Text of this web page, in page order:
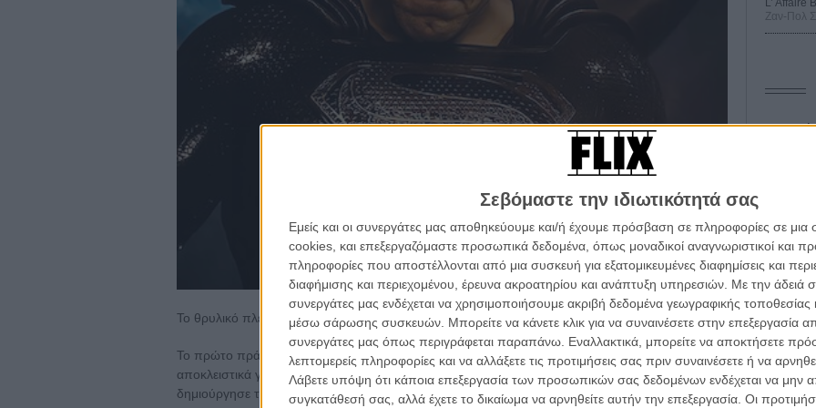
Σεβόμαστε την ιδιωτικότητά σας
Εμείς και οι συνεργάτες μας αποθηκεύουμε και/ή έχουμε πρόσβαση σε πληροφορίες σε
cookies, και επεξεργαζόμαστε προσωπικά δεδομένα, όπως μοναδικοί αναγνωριστικοί και
πληροφορίες που αποστέλλονται από μια συσκευή για εξατομικευμένες διαφημίσεις και
διαφήμισης και περιεχομένου, έρευνα ακροατηρίου και ανάπτυξη υπηρεσιών. Με την άδειά
συνεργάτες μας ενδέχεται να χρησιμοποιήσουμε ακριβή δεδομένα γεωγραφικής τοποθεσίας
μέσω σάρωσης συσκευών. Μπορείτε να κάνετε κλικ για να συναινέσετε στην επεξεργασία
συνεργάτες μας όπως περιγράφεται παραπάνω. Εναλλακτικά, μπορείτε να αποκτήσετε
λεπτομερείς πληροφορίες και να αλλάξετε τις προτιμήσεις σας πριν συναινέσετε ή να
Λάβετε υπόψη ότι κάποια επεξεργασία των προσωπικών σας δεδομένων ενδέχεται να μην
συγκατάθεσή σας, αλλά έχετε το δικαίωμα να αρνηθείτε αυτήν την επεξεργασία. Οι
Το θρυλικό πλέον «Zack Snyder's Justice League» είναι εδώ, σε όλο το τετράωρο μεγαλείο του.
Το πρώτο πράγμα που πρέπει να γίνει κατανοητό είναι το πως αυτή η ταινία έχει γίνει
αποκλειστικά για τους φανς. Οσο εγωιστικό και αν ακούγεται στην ουσία αυτό, ο Σνάιντερ
δημιούργησε την ταινία αυτή, διάρκειας 4 ωρών και 2 λεπτών, για να ικανοποιήσει το fandom το
L’ Affaire
Ζαν-Πολ
Ο
10
τον
για να τα βλέπεις όλα σινεμά...
Η κινηματογραφική εβδομάδα
με τον τρόπο του flix
το newsletterτου flix, στο inbox σου